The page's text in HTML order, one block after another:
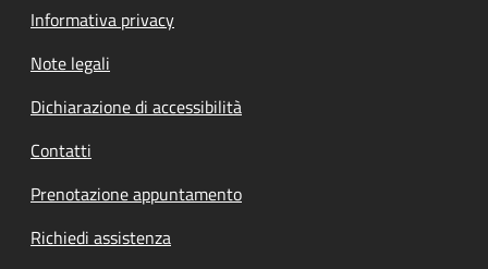
Informativa privacy
Note legali
Dichiarazione di accessibilità
Contatti
Prenotazione appuntamento
Richiedi assistenza